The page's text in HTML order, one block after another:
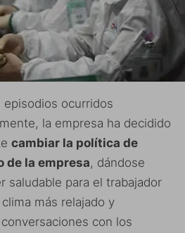
episodios ocurridos
la empresa ha decidido
cambiar la política de
de la empresa, dándose
saludable para el trabajador
más relajado y
con los